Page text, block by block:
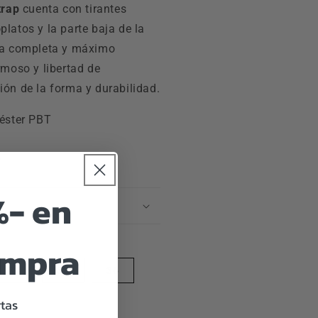
cuenta con tirantes
y la parte baja de la
completa y máximo
y libertad de
de la forma y durabilidad.
PBT
34
en